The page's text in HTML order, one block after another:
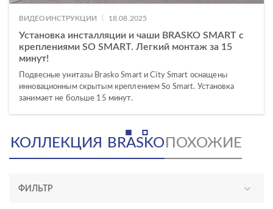
ВИДЕОИНСТРУКЦИИ 18.08.2025
Установка инсталляции и чаши BRASKO SMART с
креплениями SO SMART. Легкий монтаж за 15
минут!
Подвесные унитазы Brasko Smart и City Smart оснащены
инновационным скрытым креплением So Smart. Установка
занимает не больше 15 минут.
КОЛЛЕКЦИЯ BRASKO ПОХОЖИЕ
ФИЛЬТР